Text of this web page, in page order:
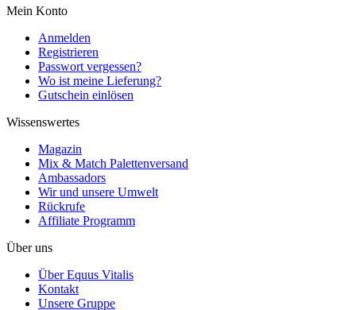
Mein Konto
Anmelden
Registrieren
Passwort vergessen?
Wo ist meine Lieferung?
Gutschein einlösen
Wissenswertes
Magazin
Mix & Match Palettenversand
Ambassadors
Wir und unsere Umwelt
Rückrufe
Affiliate Programm
Über uns
Über Equus Vitalis
Kontakt
Unsere Gruppe